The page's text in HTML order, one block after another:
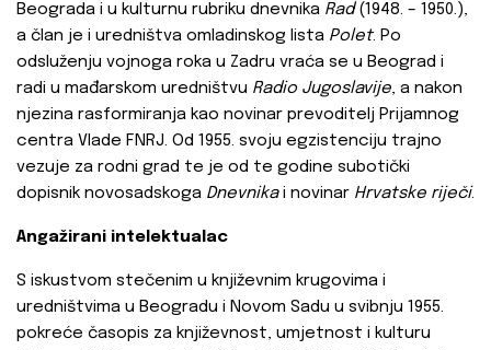
Beograda i u kulturnu rubriku dnevnika Rad(1948. – 1950.),
a član je i uredništva omladinskog lista Polet. Po
odsluženju vojnoga roka u Zadru vraća se u Beograd i
radi u mađarskom uredništvu Radio Jugoslavije, a nakon
njezina rasformiranja kao novinar prevoditelj Prijamnog
centra Vlade FNRJ. Od 1955. svoju egzistenciju trajno
vezuje za rodni grad te je od te godine subotički
dopisnik novosadskoga Dnevnikai novinar Hrvatske riječi.
Angažirani intelektualac
S iskustvom stečenim u književnim krugovima i
uredništvima u Beogradu i Novom Sadu u svibnju 1955.
pokreće časopis za književnost, umjetnost i kulturu